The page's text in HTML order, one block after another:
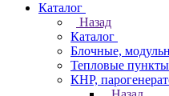
Каталог
Назад
Каталог
Блочные,
Тепловые
КНР,